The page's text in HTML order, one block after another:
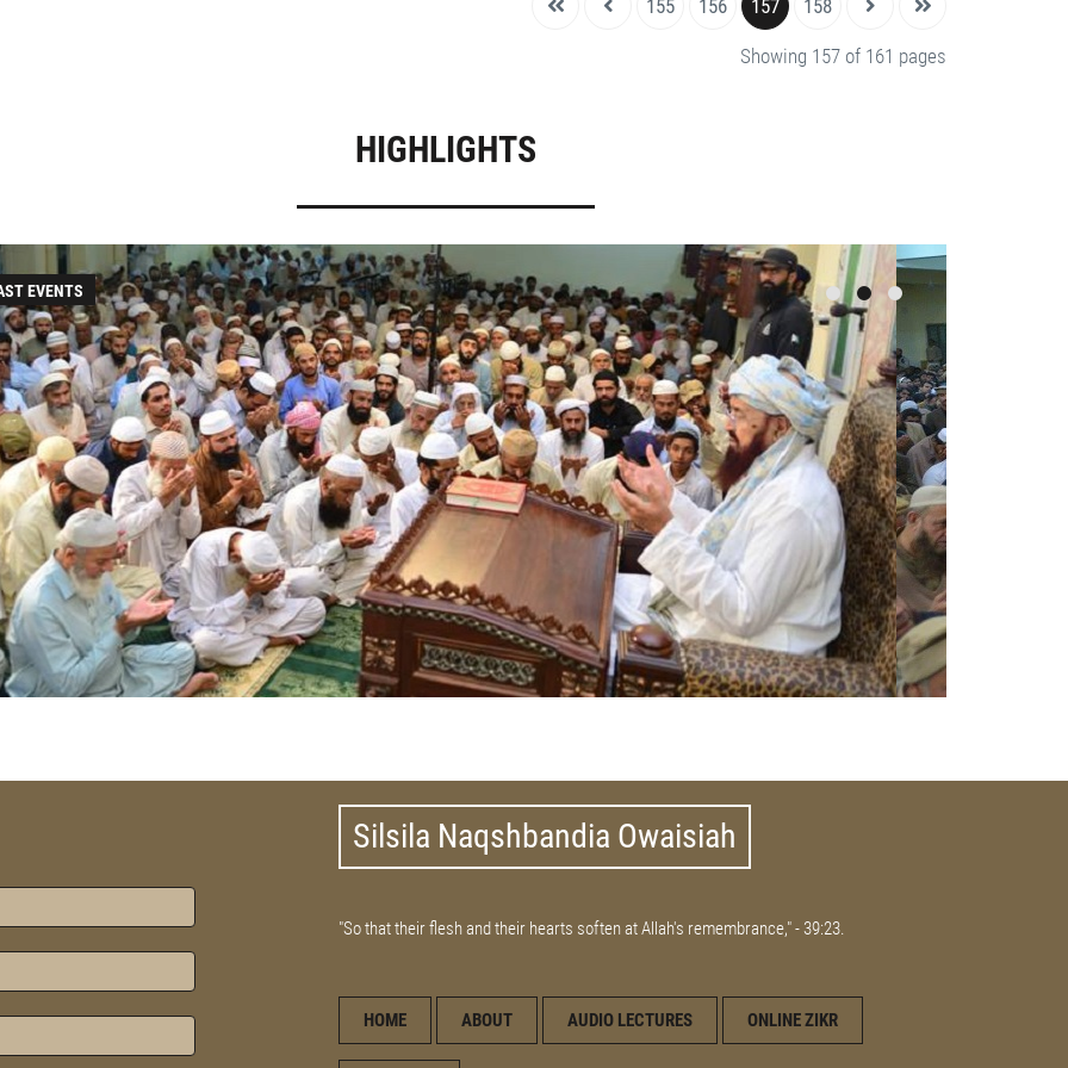
155 156 157 158
Showing 157 of 161 pages
HIGHLIGHTS
EVENTS
Silsila Naqshbandia Owaisiah
"So that their flesh and their hearts soften at Allah's remembrance," - 39:23.
HOME ABOUT AUDIO LECTURES ONLINE ZIKR